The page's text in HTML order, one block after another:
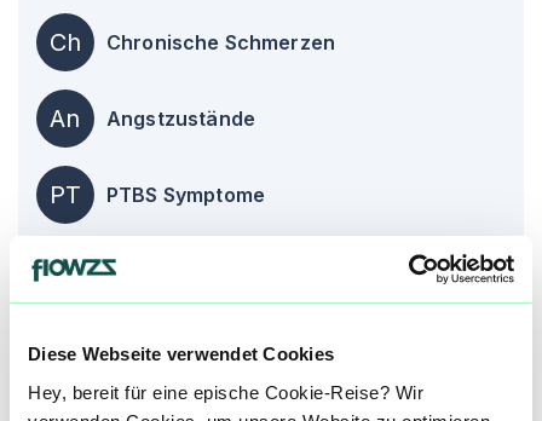
Diese Webseite verwendet Cookies
Hey, bereit für eine epische Cookie-Reise? Wir
Ch Chronische Schmerzen
An Angstzustände
PT PTBS Symptome
Strawberry Cake
Strawberry Cake